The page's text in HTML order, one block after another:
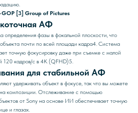
[3] Group of Pictures
АФ
определения фазы в фокальной плоскости, что
почти по всей площади кадра4. Система
точную фокусировку даже при съемке с малой
120 кадров/с в 4K (QFHD)5.
для стабильной АФ
удерживать объект в фокусе, так что вы можете
композиции. Отслеживание с помощью
от Sony на основе ИИ обеспечивает точную
и глазах.